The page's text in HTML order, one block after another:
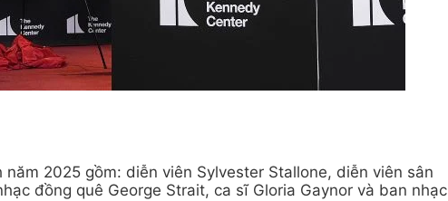
2025 gồm: diễn viên Sylvester Stallone, diễn viên sân
đồng quê George Strait, ca sĩ Gloria Gaynor và ban nhạc